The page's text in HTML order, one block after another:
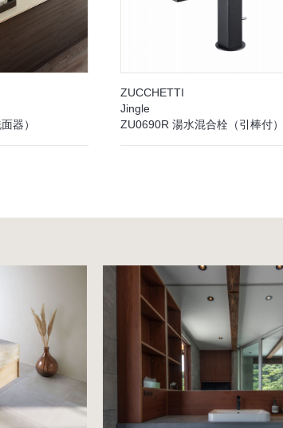
器）
ZUCCHETTI
Jingle
ZU0690R 湯水混合栓（引棒付）